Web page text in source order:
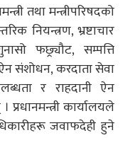
तथा मन्त्रीपरिषदको
नियन्त्रण, भ्रष्टाचार
फछ्र्यौट, सम्पत्ति
संशोधन, करदाता सेवा
र राहदानी ऐन
कार्यालयले
जवाफदेही हुने